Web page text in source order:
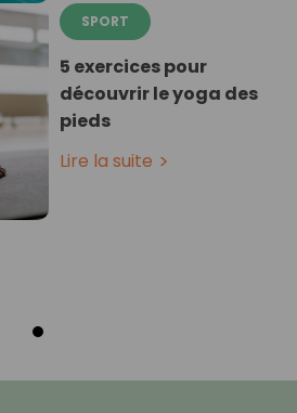
SPORT
5 exercices pour
découvrir le yoga des
pieds
Lire la suite